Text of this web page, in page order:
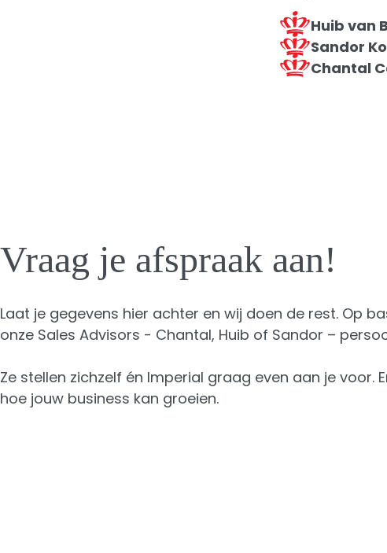
Huib van
Sandor
Chantal
Vraag je afspraak aan!
Laat je gegevens hier achter en wij doen de rest. Op
onze Sales Advisors - Chantal, Huib of Sandor –
Ze stellen zichzelf én Imperial graag even aan je voor.
hoe jouw business kan groeien.